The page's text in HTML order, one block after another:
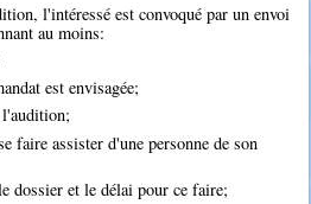
l'intéressé est convoqué par un envoi
au moins:
est envisagée;
faire assister d'une personne de son
dossier et le délai pour ce faire;